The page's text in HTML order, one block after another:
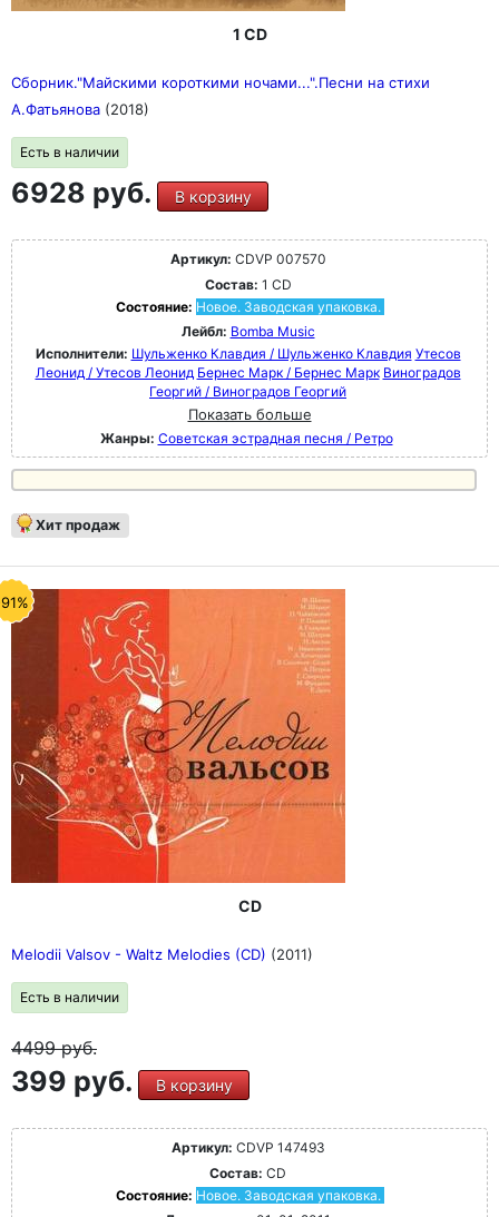
1 CD
Сборник."Майскими короткими ночами...".Песни на стихи
А.Фатьянова (2018)
Есть в наличии
6928 руб. В корзину
Артикул: CDVP 007570
Состав: 1 CD
Состояние: Новое. Заводская упаковка.
Лейбл: Bomba Music
Исполнители: Шульженко Клавдия / Шульженко Клавдия Утесов
Леонид / Утесов Леонид Бернес Марк / Бернес Марк Виноградов
Георгий / Виноградов Георгий
Показать больше
Жанры: Советская эстрадная песня / Ретро
Хит продаж
CD
Melodii Valsov - Waltz Melodies (CD) (2011)
Есть в наличии
4499руб.
399 руб. В корзину
Артикул: CDVP 147493
Состав: CD
Состояние: Новое. Заводская упаковка.